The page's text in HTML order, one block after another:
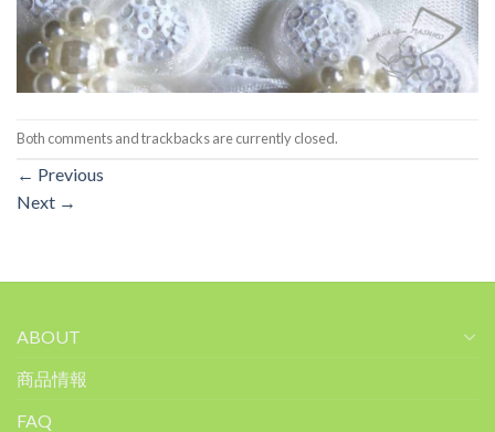
Both comments and trackbacks are currently closed.
← Previous
Next →
ABOUT
商品情報
FAQ